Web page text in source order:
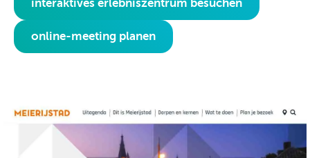
interaktives erlebniszentrum besuchen
online-meeting planen